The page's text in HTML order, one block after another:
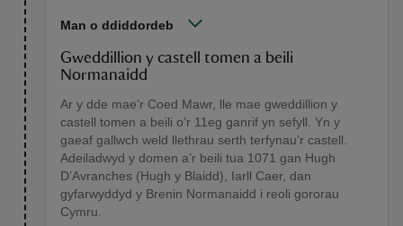
Man o ddiddordeb
Gweddillion y castell tomen a beili
Normanaidd
Ar y dde mae’r Coed Mawr, lle mae gweddillion y
castell tomen a beili o’r 11eg ganrif yn sefyll. Yn y
gaeaf gallwch weld llethrau serth terfynau’r castell.
Adeiladwyd y domen a’r beili tua 1071 gan Hugh
D’Avranches (Hugh y Blaidd), Iarll Caer, dan
gyfarwyddyd y Brenin Normanaidd i reoli gororau
Cymru.